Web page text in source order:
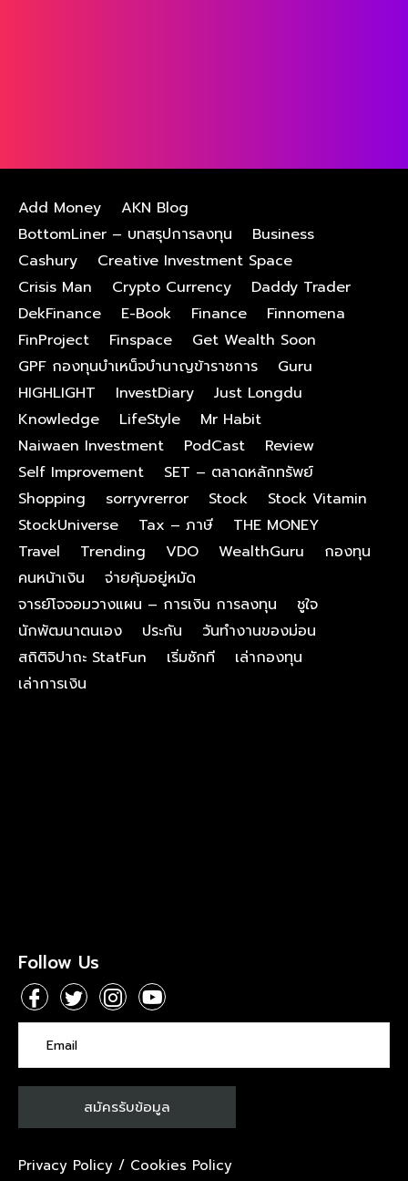
Add Money
AKN Blog
BottomLiner – บทสรุปการลงทุน
Business
Cashury
Creative Investment Space
Crisis Man
Crypto Currency
Daddy Trader
DekFinance
E-Book Finance
Finnomena
FinProject
Finspace
Get Wealth Soon
GPF กองทุนบําเหน็จบํานาญข้าราชการ
Guru
HIGHLIGHT
InvestDiary
Just Longdu
Knowledge
LifeStyle
Mr Habit
Naiwaen Investment
PodCast
Review
Self Improvement
SET – ตลาดหลักทรัพย์
Shopping
sorryvrerror Stock
Stock Vitamin
StockUniverse
Tax – ภาษี
THE MONEY
Travel
Trending VDO WealthGuru
กองทุน
คนหน้าเงิน
จ่ายคุ้มอยู่หมัด
จารย์โจจอมวางแผน – การเงิน การลงทุน
ชูใจ
นักพัฒนาตนเอง
ประกัน
วันทำงานของม่อน
สถิติจิปาถะ StatFun
เริ่มซักที
เล่ากองทุน
เล่าการเงิน
Follow Us
Privacy Policy / Cookies Policy